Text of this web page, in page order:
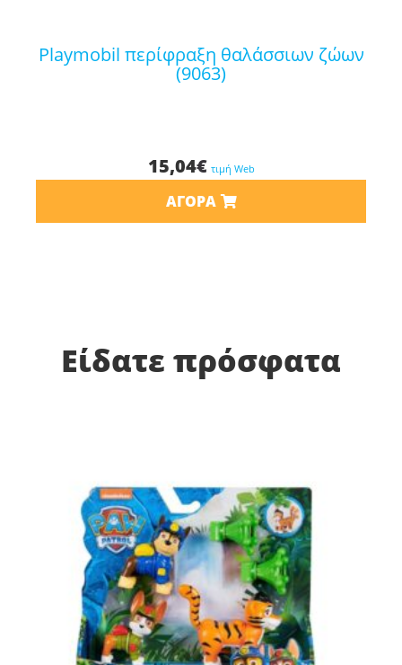
playmobil περίφραξη θαλάσσιων ζώων
(9063)
15,04€ τιμή Web
ΑΓΟΡΆ
Είδατε πρόσφατα